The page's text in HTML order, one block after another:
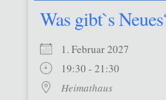
Was gibt`s
1. Februar 2027
19:30 - 21:30
Heimathaus